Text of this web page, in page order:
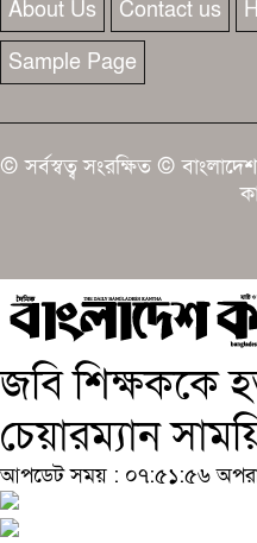
About Us Contact us
Sample Page
© সর্বস্বত্ব সংরক্ষিত ©
জবি শিক্ষককে
চেয়ারম্যান
আপডেট সময় : ০৭:৫১:৫৬